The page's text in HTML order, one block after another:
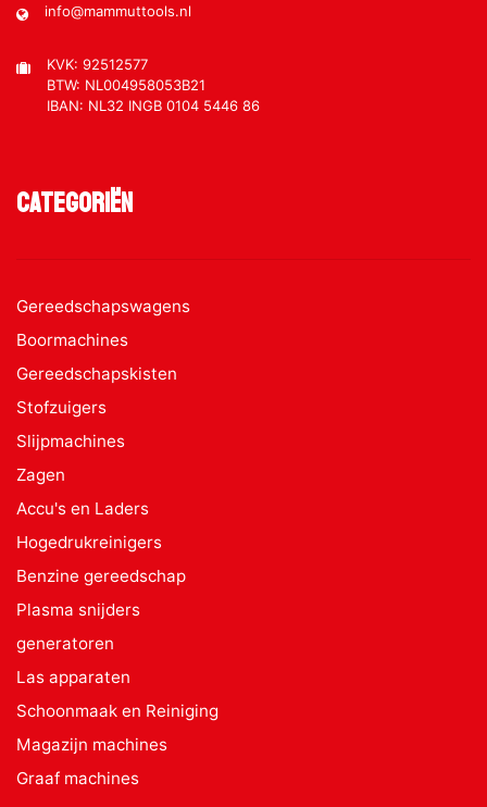
info@mammuttools.nl
KVK: 92512577
BTW: NL004958053B21
IBAN: NL32 INGB 0104 5446 86
Categoriën
Gereedschapswagens
Boormachines
Gereedschapskisten
Stofzuigers
Slijpmachines
Zagen
Accu's en Laders
Hogedrukreinigers
Benzine gereedschap
Plasma snijders
generatoren
Las apparaten
Schoonmaak en Reiniging
Magazijn machines
Graaf machines